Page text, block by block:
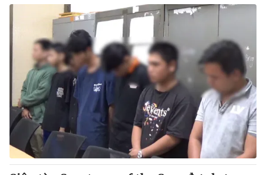
Shorts video
VTV Money VTV Thể thao
VTV Sức khoẻ Bất động sản
Thị trường 24h Tấm lòng Việt
VTV4 Vươn mình bằng AI